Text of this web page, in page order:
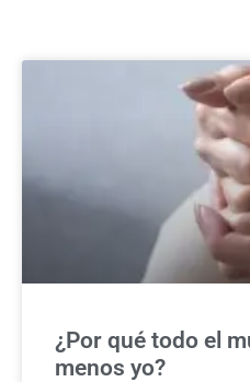
¿Por qué todo el
menos yo?